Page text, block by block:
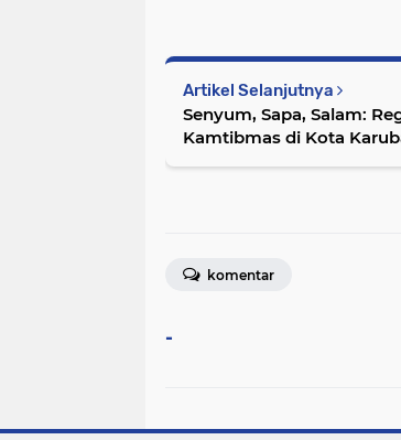
Artikel Selanjutnya
Senyum, Sapa, Salam:
Kamtibmas di Kota
komentar
-